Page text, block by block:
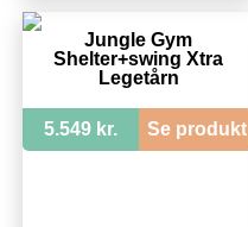
Jungle Gym
Shelter+swing Xtra
Legetårn
5.549 kr. Se produkt